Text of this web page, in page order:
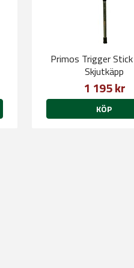
Primos Trigger
Skjutkäpp
1 195 kr
KÖP